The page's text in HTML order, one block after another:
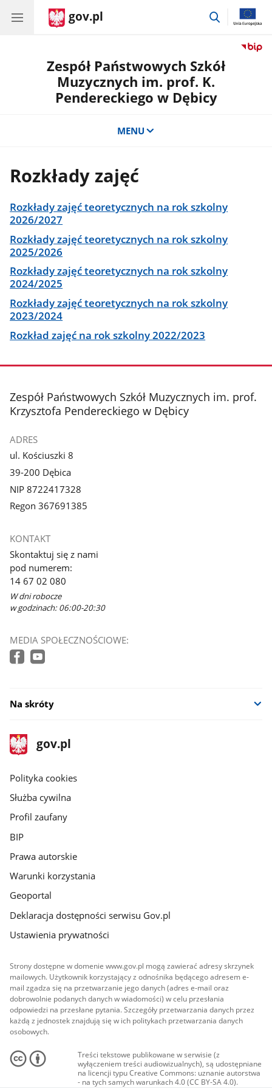
gov.pl
przejdź
Zespół Państwowych Szkół
Muzycznych im. prof. K.
Pendereckiego w Dębicy
MENU
Rozkłady zajęć
Rozkłady zajęć teoretycznych na rok szkolny
2026/2027
Rozkłady zajęć teoretycznych na rok szkolny
2025/2026
Rozkłady zajęć teoretycznych na rok szkolny
2024/2025
Rozkłady zajęć teoretycznych na rok szkolny
2023/2024
Rozkład zajęć na rok szkolny 2022/2023
stopka
Zespół Państwowych Szkół Muzycznych im. prof.
Krzysztofa Pendereckiego w Dębicy
ADRES
ul. Kościuszki 8
39-200 Dębica
NIP 8722417328
Regon 367691385
KONTAKT
Skontaktuj się z nami
pod numerem:
14 67 02 080
W dni robocze
w godzinach: 06:00-20:30
MEDIA SPOŁECZNOŚCIOWE:
Na skróty
stopka
gov.pl
Strona
gov.pl
gov.pl
Polityka cookies
Służba cywilna
Profil zaufany
BIP
Prawa autorskie
Warunki korzystania
Geoportal
Deklaracja dostępności serwisu Gov.pl
Ustawienia prywatności
Strony dostępne w domenie www.gov.pl mogą zawierać adresy skrzynek
mailowych. Użytkownik korzystający z odnośnika będącego adresem e-
mail zgadza się na przetwarzanie jego danych (adres e-mail oraz
dobrowolnie podanych danych w wiadomości) w celu przesłania
odpowiedzi na przesłane pytania. Szczegóły przetwarzania danych przez
każdą z jednostek znajdują się w ich politykach przetwarzania danych
osobowych.
Treści tekstowe publikowane w serwisie (z
wyłączeniem treści audiowizualnych), są udostępniane
na licencji typu Creative Commons: uznanie autorstwa
- na tych samych warunkach 4.0 (CC BY-SA 4.0).